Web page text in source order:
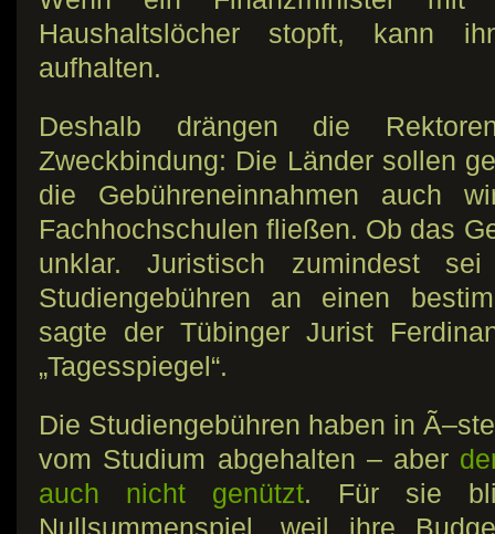
Haushaltslöcher stopft, kann
aufhalten.
Deshalb drängen die
Zweckbindung: Die Länder sollen
die Gebühreneinnahmen auch
Fachhochschulen fließen. Ob das
unklar. Juristisch zumindest
Studiengebühren an einen
sagte der Tübinger Jurist
„Tagesspiegel“.
Die Studiengebühren haben in
vom Studium abgehalten – aber
auch nicht genützt. Für sie
Nullsummenspiel, weil ihre